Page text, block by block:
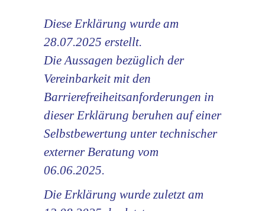
Diese Erklärung wurde am
28.07.2025 erstellt.
Die Aussagen bezüglich der
Vereinbarkeit mit den
Barrierefreiheitsanforderungen in
dieser Erklärung beruhen auf einer
Selbstbewertung unter technischer
externer Beratung vom
06.06.2025.
Die Erklärung wurde zuletzt am